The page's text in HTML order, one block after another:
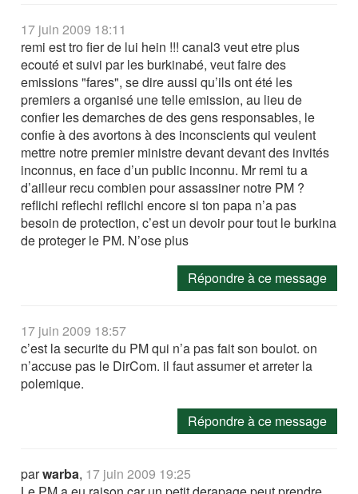
17 juin 2009 18:11
remi est tro fier de lui hein !!! canal3 veut etre plus
ecouté et suivi par les burkinabé, veut faire des
emissions "fares", se dire aussi qu’ils ont été les
premiers a organisé une telle emission, au lieu de
confier les demarches de des gens responsables, le
confie à des avortons à des inconscients qui veulent
mettre notre premier ministre devant devant des invités
inconnus, en face d’un public inconnu. Mr remi tu a
d’ailleur recu combien pour assassiner notre PM ?
reflichi reflechi reflichi encore si ton papa n’a pas
besoin de protection, c’est un devoir pour tout le burkina
de proteger le PM. N’ose plus
Répondre à ce message
17 juin 2009 18:57
c’est la securite du PM qui n’a pas fait son boulot. on
n’accuse pas le DirCom. il faut assumer et arreter la
polemique.
Répondre à ce message
parwarba, 17 juin 2009 19:25